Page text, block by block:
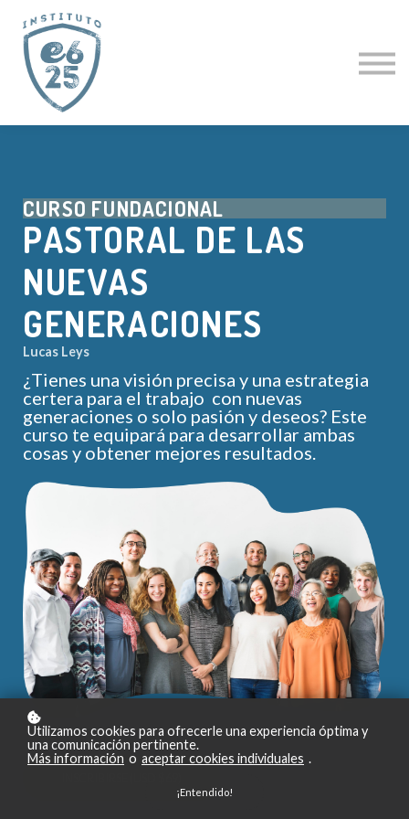
ACTUALIZACIÓN PASTORAL
CURSO FUNDACIONAL
PASTORAL DE LAS
NUEVAS
GENERACIONES
Lucas Leys
¿Tienes una visión precisa y una estrategia
certera para el trabajo con nuevas
generaciones o solo pasión y deseos? Este
curso te equipará para desarrollar ambas
cosas y obtener mejores resultados.
Utilizamos cookies para ofrecerle una experiencia óptima y
una comunicación pertinente.
Más información o aceptar cookies individuales .
¡Entendido!